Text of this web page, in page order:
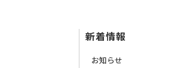
新着情報
お知らせ